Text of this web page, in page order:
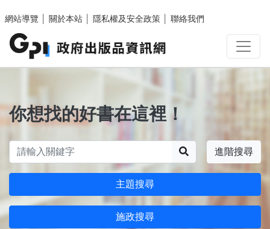
網站導覽
關於本站 隱私權及安全政策 聯絡我們
你想找的好書在這裡！
進階搜尋
主題搜尋
施政搜尋